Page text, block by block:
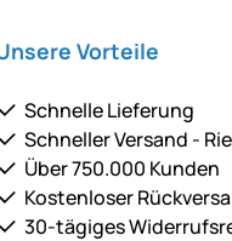
Vorteile
Schnelle Lieferung
Schneller Versand -
Über 750.000 Kunden
Kostenloser
30-tägiges